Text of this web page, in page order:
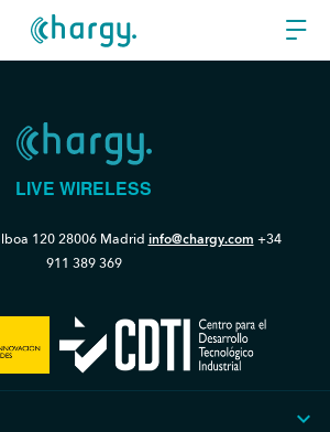
LIVE WIRELESS
12028006 Madrid info@chargy.com +34
911 389 369